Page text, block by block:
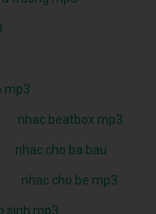
mp3
nhac beatbox mp3
nhac cho ba bau
nhac cho be mp3
sinh mp3